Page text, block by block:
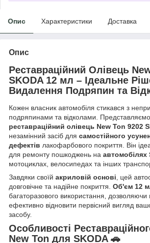
Опис Характеристики Доставка
Опис
Реставраційний Олівець
SKODA 12 мл – Ідеальне
Видалення Подряпин та
Кожен власник автомобіля стикався з
подряпинами та відколами.
реставраційний олівець New Ton 9202
незамінний засіб для самостійного
дефектів лакофарбового покриття. Він
для ремонту пошкоджень на автомобілях
мотоциклах, велосипедах та інших
Завдяки своїй акриловій основі, цей
довговічне та надійне покриття. Об'єм 12
багаторазового використання, дозволяючи
ефективно відновити первісний вигляд
засобу.
Особливості
New Ton для SKODA 🚗